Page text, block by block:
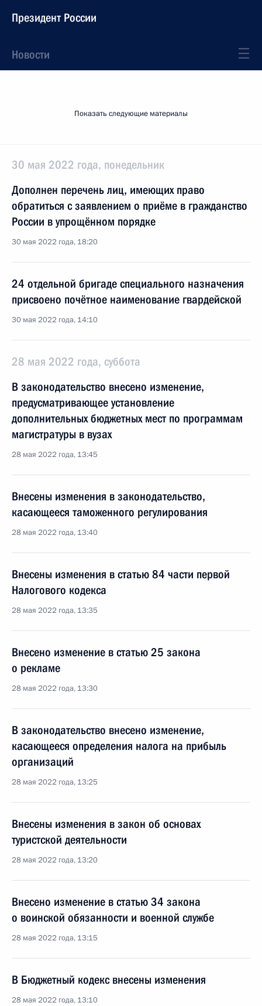
Президент России
Новости
Показать следующие материалы
30 мая 2022 года, понедельник
Дополнен перечень лиц, имеющих право
обратиться с заявлением о приёме в гражданство
России в упрощённом порядке
30 мая 2022 года, 18:20
24 отдельной бригаде специального назначения
присвоено почётное наименование гвардейской
30 мая 2022 года, 14:10
28 мая 2022 года, суббота
В законодательство внесено изменение,
предусматривающее установление
дополнительных бюджетных мест по программам
магистратуры в вузах
28 мая 2022 года, 13:45
Внесены изменения в законодательство,
касающееся таможенного регулирования
28 мая 2022 года, 13:40
Внесены изменения в статью 84 части первой
Налогового кодекса
28 мая 2022 года, 13:35
Внесено изменение в статью 25 закона
о рекламе
28 мая 2022 года, 13:30
В законодательство внесено изменение,
касающееся определения налога на прибыль
организаций
28 мая 2022 года, 13:25
Внесены изменения в закон об основах
туристской деятельности
28 мая 2022 года, 13:20
Внесено изменение в статью 34 закона
о воинской обязанности и военной службе
28 мая 2022 года, 13:15
В Бюджетный кодекс внесены изменения
28 мая 2022 года, 13:10